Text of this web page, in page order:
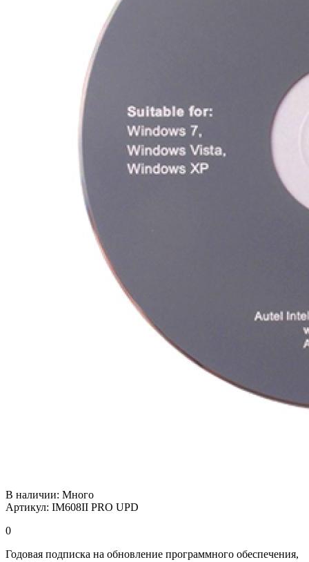
В наличии: Много
Артикул: IM608II PRO UPD
0
Годовая подписка на обновление программного обеспечения,